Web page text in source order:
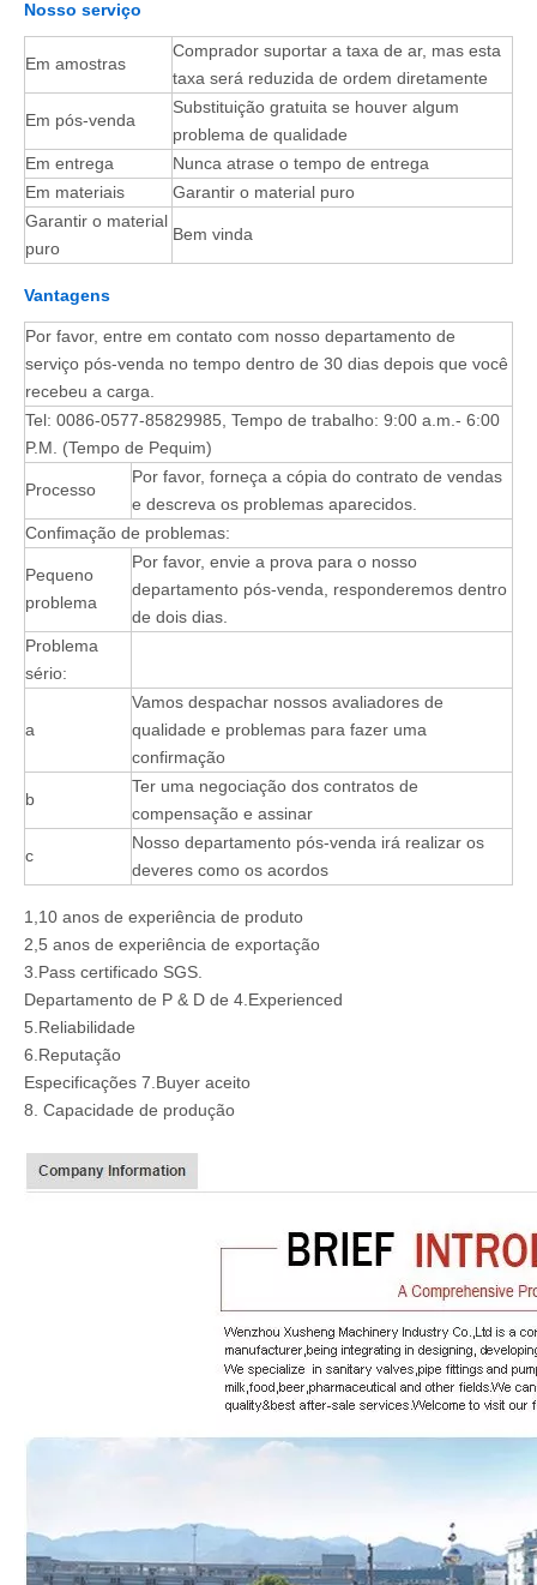
Nosso serviço
Em amostras
Comprador suportar a taxa de ar, mas esta
taxa será reduzida de ordem diretamente
Em pós-venda
Substituição gratuita se houver algum
problema de qualidade
Em entrega
Nunca atrase o tempo de entrega
Em materiais
Garantir o material puro
Garantir o material
puro
Bem vinda
Vantagens
Por favor, entre em contato com nosso departamento de
serviço pós-venda no tempo dentro de 30 dias depois que você
recebeu a carga.
Tel: 0086-0577-85829985, Tempo de trabalho: 9:00 a.m.- 6:00
P.M. (Tempo de Pequim)
Processo
Por favor, forneça a cópia do contrato de vendas
e descreva os problemas aparecidos.
Confimação de problemas:
Pequeno
problema
Por favor, envie a prova para o nosso
departamento pós-venda, responderemos dentro
de dois dias.
Problema
sério:
a
Vamos despachar nossos avaliadores de
qualidade e problemas para fazer uma
confirmação
b
Ter uma negociação dos contratos de
compensação e assinar
c
Nosso departamento pós-venda irá realizar os
deveres como os acordos
1,10 anos de experiência de produto
2,5 anos de experiência de exportação
3.Pass certificado SGS.
Departamento de P & D de 4.Experienced
5.Reliabilidade
6.Reputação
Especificações 7.Buyer aceito
8. Capacidade de produção